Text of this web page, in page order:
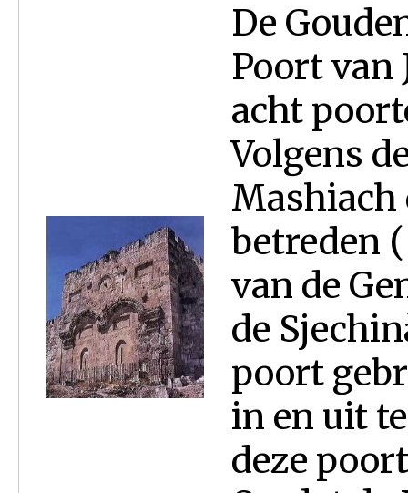
De
Poort van
acht
Volgens
Mashiach
betreden
van de
de
poort
in en uit
deze